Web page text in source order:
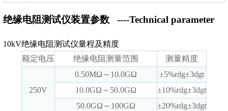
绝缘电阻测试仪装置参数 ----Technical parameter
10kV绝缘电阻测试仪量程及精度
额定电压
绝缘电阻测量范围 测量精度
250V
0.50MΩ～10.0GΩ
±5%rdg±3dgt
10.0GΩ～50.0GΩ
±10%rdg±3dgt
50.0GΩ～100GΩ
±20%rdg±3dgt